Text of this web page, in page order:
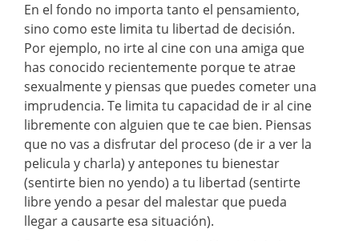
En el fondo no importa tanto el pensamiento,
sino como este limita tu libertad de decisión.
Por ejemplo, no irte al cine con una amiga que
has conocido recientemente porque te atrae
sexualmente y piensas que puedes cometer una
imprudencia. Te limita tu capacidad de ir al cine
libremente con alguien que te cae bien. Piensas
que no vas a disfrutar del proceso (de ir a ver la
pelicula y charla) y antepones tu bienestar
(sentirte bien no yendo) a tu libertad (sentirte
libre yendo a pesar del malestar que pueda
llegar a causarte esa situación).